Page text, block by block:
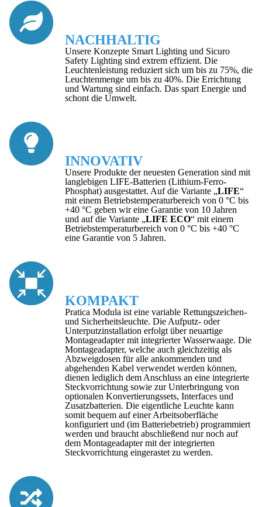
NACHHALTIG
Unsere Konzepte Smart Lighting und Sicuro
Safety Lighting sind extrem effizient. Die
Leuchtenleistung reduziert sich um bis zu 75%, die
Leuchtenmenge um bis zu 40%. Die Errichtung
und Wartung sind einfach. Das spart Energie und
schont die Umwelt.
INNOVATIV
Unsere Produkte der neuesten Generation sind mit
langlebigen LIFE-Batterien (Lithium-Ferro-
Phosphat) ausgestattet. Auf die Variante „LIFE“
mit einem Betriebstemperaturbereich von 0 °C bis
+40 °C geben wir eine Garantie von 10 Jahren
und auf die Variante „LIFE ECO“ mit einem
Betriebstemperaturbereich von 0 °C bis +40 °C
eine Garantie von 5 Jahren.
KOMPAKT
Pratica Modula ist eine variable Rettungszeichen-
und Sicherheitsleuchte. Die Aufputz- oder
Unterputzinstallation erfolgt über neuartige
Montageadapter mit integrierter Wasserwaage. Die
Montageadapter, welche auch gleichzeitig als
Abzweigdosen für alle ankommenden und
abgehenden Kabel verwendet werden können,
dienen lediglich dem Anschluss an eine integrierte
Steckvorrichtung sowie zur Unterbringung von
optionalen Konvertierungssets, Interfaces und
Zusatzbatterien. Die eigentliche Leuchte kann
somit bequem auf einer Arbeitsoberfläche
konfiguriert und (im Batteriebetrieb) programmiert
werden und braucht abschließend nur noch auf
dem Montageadapter mit der integrierten
Steckvorrichtung eingerastet zu werden.